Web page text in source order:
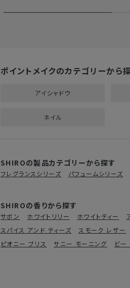
ポイントメイクのカテゴリーから
アイシャドウ
ネイル
SHIROの製品カテゴリーから探す
フレグランスシリーズ パフュームシリーズ
SHIROの香りから探す
サボン ホワイトリリー ホワイトティー
スパイス アンド ティーズ
スモーク レザー
ピオニー ブリス
サニー モーニング ビー